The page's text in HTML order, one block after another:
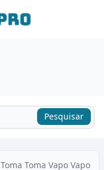
Pesquisar
Toma Toma Vapo Vapo